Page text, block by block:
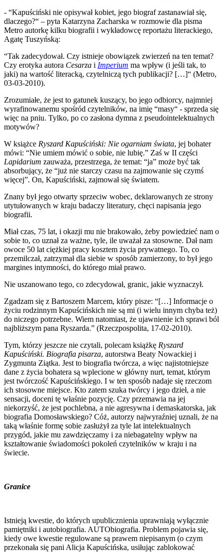
- “Kapuściński nie opisywał kobiet, jego biograf zastanawiał się,
dlaczego?“ – pyta Katarzyna Zacharska w rozmowie dla pisma
Metro autorkę kilku biografii i wykładowcę reportażu literackiego,
Agatę Tuszyńską:
“Tak zadecydował. Czy istnieje obowiązek zwierzeń na ten temat?
Czy erotyka autora Cesarza i Imperium ma wpływ (i jeśli tak, to
jaki) na wartość literacką, czytelniczą tych publikacji? […]“ (Metro,
03-03-2010).
Zrozumiałe, że jest to gatunek kuszący, bo jego odbiorcy, najmniej
wyrafinowanemu spośród czytelników, na imię “masy“ - sprzeda się
więc na pniu. Tylko, po co zasłona dymna z pseudointelektualnych
motywów?
W książce Ryszard Kapuściński: Nie ogarniam świata, jej bohater
mówi: “Nie umiem mówić o sobie, nie lubię.” Zaś w II części
Lapidarium zauważa, przestrzega, że temat: “ja” może być tak
absorbujący, że “już nie starczy czasu na zajmowanie się czymś
więcej”. On, Kapuściński, zajmował się światem.
Znany był jego otwarty sprzeciw wobec, deklarowanych ze strony
utytułowanych w kraju badaczy literatury, chęci napisania jego
biografii.
Miał czas, 75 lat, i okazji mu nie brakowało, żeby powiedzieć nam o
sobie to, co uznał za ważne, tyle, ile uważał za stosowne. Dał nam
owoce 50 lat ciężkiej pracy kosztem życia prywatnego. To, co
przemilczał, zatrzymał dla siebie w sposób zamierzony, to był jego
margines intymności, do którego miał prawo.
Nie uszanowano tego, co zdecydował, granic, jakie wyznaczył.
Zgadzam się z Bartoszem Marcem, który pisze: “[…] Informacje o
życiu rodzinnym Kapuścińskich nie są mi (i wielu innym chyba też)
do niczego potrzebne. Wiem natomiast, że ujawnienie ich sprawi ból
najbliższym pana Ryszarda.” (Rzeczpospolita, 17-02-2010).
Tym, którzy jeszcze nie czytali, polecam książkę Ryszard
Kapuściński. Biografia pisarza, autorstwa Beaty Nowackiej i
Zygmunta Ziątka. Jest to biografia twórcza, a więc najistotniejsze
dane z życia bohatera są wplecione w główny nurt, temat, którym
jest twórczość Kapuścińskiego. I w ten sposób nadaje się rzeczom
ich stosowne miejsce. Kto zatem szuka twórcy i jego dzieł, a nie
sensacji, doceni tę właśnie pozycję. Czy przemawia na jej
niekorzyść, że jest pochlebna, a nie agresywna i demaskatorska, jak
biografia Domosławskiego? Cóż, autorzy najwyraźniej uznali, że na
taką właśnie formę sobie zasłużył za tyle lat intelektualnych
przygód, jakie mu zawdzięczamy i za niebagatelny wpływ na
kształtowanie świadomości pokoleń czytelników w kraju i na
świecie.
Granice
Istnieją kwestie, do których upublicznienia uprawniają wyłącznie
pamiętniki i autobiografia. AUTObiografia. Problem pojawia się,
kiedy owe kwestie regulowane są prawem niepisanym (o czym
przekonała się pani Alicja Kapuścińska, usiłując zablokować